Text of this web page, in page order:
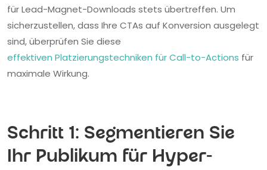
für Lead-Magnet-Downloads stets übertreffen. Um
sicherzustellen, dass Ihre CTAs auf Konversion ausgelegt
sind, überprüfen Sie diese
effektiven Platzierungstechniken für Call-to-Actions für
maximale Wirkung.
Schritt 1: Segmentieren Sie
Ihr Publikum für Hyper-